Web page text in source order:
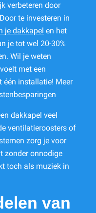
verbeteren door
te investeren in
je dakkapel en het
je tot wel 20-30%
Wil je weten
met een
één installatie! Meer
dakkapel veel
ventilatieroosters of
zorg je voor
zonder onnodige
toch als muziek in
van